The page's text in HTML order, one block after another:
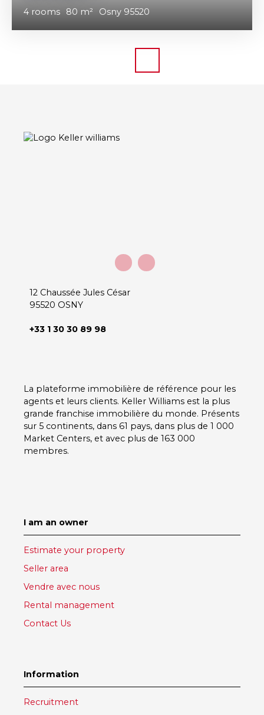
4 rooms 80 m² Osny 95520
12 Chaussée Jules César
95520 OSNY
+33 1 30 30 89 98
La plateforme immobilière de référence pour les
agents et leurs clients. Keller Williams est la plus
grande franchise immobilière du monde. Présents
sur 5 continents, dans 61 pays, dans plus de 1 000
Market Centers, et avec plus de 163 000
membres.
I am an owner
Estimate your property
Seller area
Vendre avec nous
Rental management
Contact Us
Information
Recruitment